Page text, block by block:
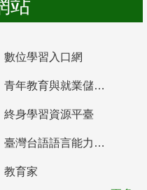
站
數位學習入口網
青年教育與就業儲蓄帳戶
終身學習資源平臺
臺灣台語語言能力認證網站
教育家